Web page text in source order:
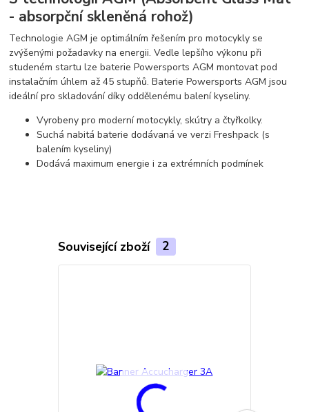
- absorpční skleněná rohož)
Technologie AGM je optimálním řešením pro motocykly se
zvýšenými požadavky na energii. Vedle lepšího výkonu při
studeném startu lze baterie Powersports AGM montovat pod
instalačním úhlem až 45 stupňů. Baterie Powersports AGM jsou
ideální pro skladování díky oddělenému balení kyseliny.
Vyrobeny pro moderní motocykly, skútry a čtyřkolky.
Suchá nabitá baterie dodávaná ve verzi Freshpack (s
balením kyseliny)
Dodává maximum energie i za extrémních podmínek
Související zboží 2